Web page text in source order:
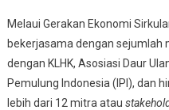
Melaui Gerakan Ekonomi
bekerjasama dengan sejumlah
dengan KLHK, Asosiasi Daur
Pemulung Indonesia (IPI), dan
lebih dari 12 mitra atau